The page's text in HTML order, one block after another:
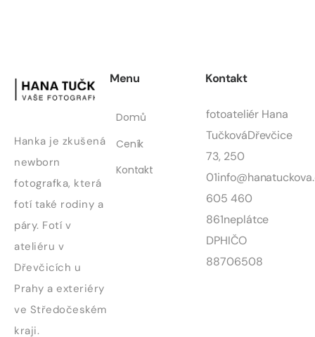
Hanka je zkušená
newborn
fotografka, která
fotí také rodiny a
páry. Fotí v
ateliéru v
Dřevčicích u
Prahy a exteriéry
ve Středočeském
kraji.
Menu
Domů
Ceník
Kontakt
Kontakt
fotoateliér Hana
TučkováDřevčice
73, 250
01
605 460
861neplátce
DPHIČO
88706508